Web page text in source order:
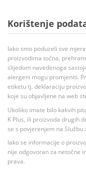
Korištenje
Iako smo poduzeli sve
proizvodima točna,
slijedom navedenoga
alergeni mogu promjeniti.
etiketu tj. deklaraciju
koje su objavljene na web
Ukoliko imate bilo kakvih
K Plus, ili proizvoda drugih
se s povjerenjem na Službu
Iako se informacije o
nije odgovoran za netočne
prava.